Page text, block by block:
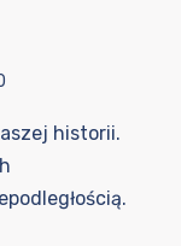
historii.